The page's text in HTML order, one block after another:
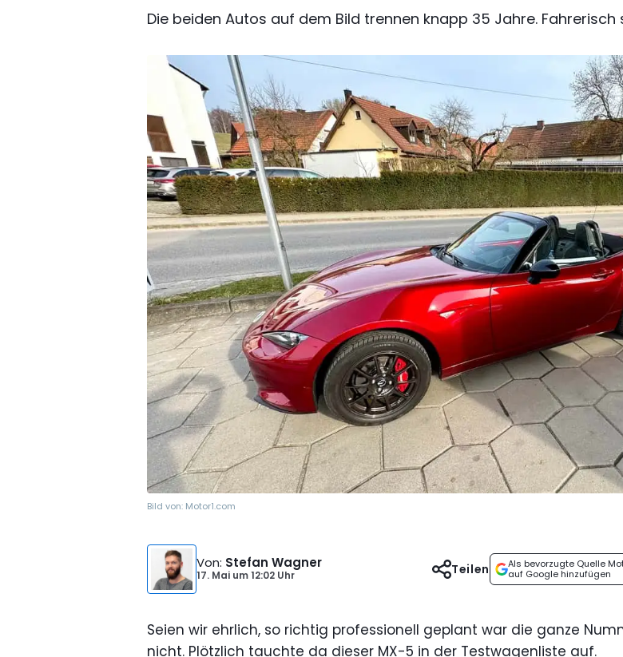
Die beiden Autos auf dem Bild trennen knapp 35 Jahre.
Bild von: Motor1.com
Von: Stefan Wagner
17. Mai um12:02 Uhr
Als bevorzugte Quelle
auf Google hinzufügen
Teilen
Seien wir ehrlich, so richtig professionell geplant war die ganze
nicht. Plötzlich tauchte da dieser MX-5 in der Testwagenliste auf.